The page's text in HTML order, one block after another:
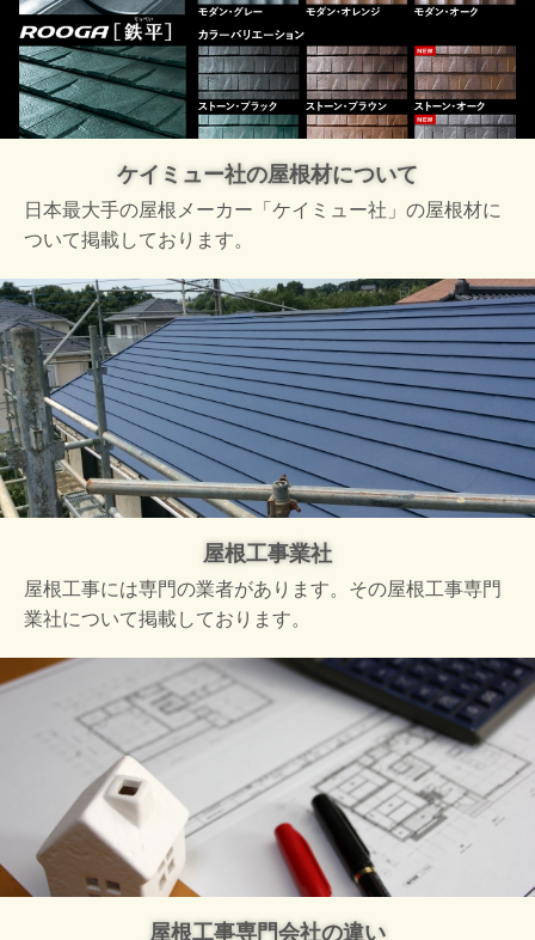
ケイミュー社の屋根材について
日本最大手の屋根メーカー「ケイミュー社」の屋根材に
ついて掲載しております。
屋根工事業社
屋根工事には専門の業者があります。その屋根工事専門
業社について掲載しております。
屋根工事専門会社の違い